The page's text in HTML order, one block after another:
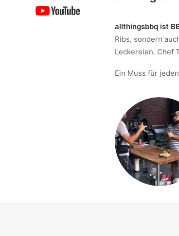
allthingsbbq ist
Ribs, sondern
Leckereien. Chef
Ein Muss für